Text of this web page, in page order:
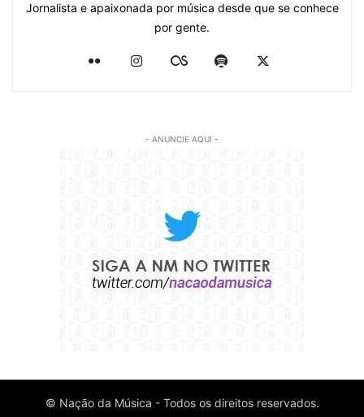
Jornalista e apaixonada por música desde que se conhece
por gente.
- ANUNCIE AQUI -
© Nação da Música - Todos os direitos reservados.